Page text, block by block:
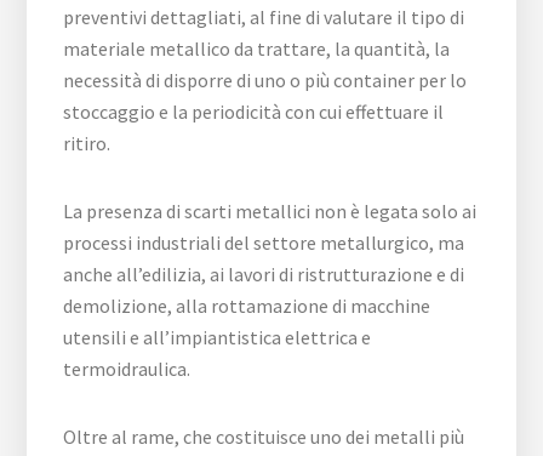
preventivi dettagliati, al fine di valutare il tipo di
materiale metallico da trattare, la quantità, la
necessità di disporre di uno o più container per lo
stoccaggio e la periodicità con cui effettuare il
ritiro.
La presenza di scarti metallici non è legata solo ai
processi industriali del settore metallurgico, ma
anche all’edilizia, ai lavori di ristrutturazione e di
demolizione, alla rottamazione di macchine
utensili e all’impiantistica elettrica e
termoidraulica.
Oltre al rame, che costituisce uno dei metalli più